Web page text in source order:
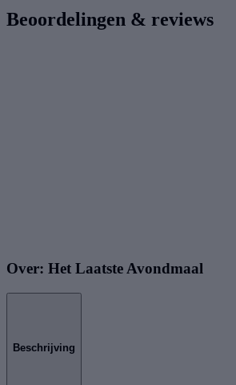
Beoordelingen & reviews
Over: Het Laatste Avondmaal
Beschrijving